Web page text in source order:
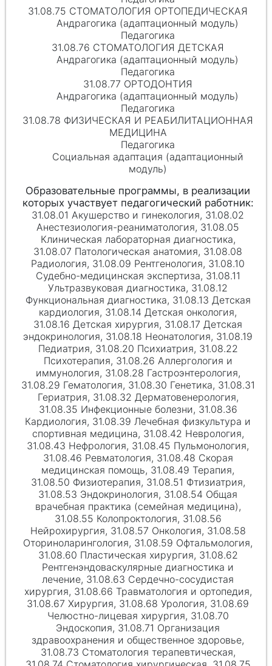
31.08.75 СТОМАТОЛОГИЯ ОРТОПЕДИЧЕСКАЯ
Андрагогика (адаптационный модуль)
Педагогика
31.08.76 СТОМАТОЛОГИЯ ДЕТСКАЯ
Андрагогика (адаптационный модуль)
Педагогика
31.08.77 ОРТОДОНТИЯ
Андрагогика (адаптационный модуль)
Педагогика
31.08.78 ФИЗИЧЕСКАЯ И РЕАБИЛИТАЦИОННАЯ
МЕДИЦИНА
Педагогика
Социальная адаптация (адаптационный
модуль)
31.08.01 Акушерство и гинекология, 31.08.02
Анестезиология-реаниматология, 31.08.05
Клиническая лабораторная диагностика,
31.08.07 Патологическая анатомия, 31.08.08
Радиология, 31.08.09 Рентгенология, 31.08.10
Судебно-медицинская экспертиза, 31.08.11
Ультразвуковая диагностика, 31.08.12
Функциональная диагностика, 31.08.13 Детская
кардиология, 31.08.14 Детская онкология,
31.08.16 Детская хирургия, 31.08.17 Детская
эндокринология, 31.08.18 Неонатология, 31.08.19
Педиатрия, 31.08.20 Психиатрия, 31.08.22
Психотерапия, 31.08.26 Аллергология и
иммунология, 31.08.28 Гастроэнтерология,
31.08.29 Гематология, 31.08.30 Генетика, 31.08.31
Гериатрия, 31.08.32 Дерматовенерология,
31.08.35 Инфекционные болезни, 31.08.36
Кардиология, 31.08.39 Лечебная физкультура и
спортивная медицина, 31.08.42 Неврология,
31.08.43 Нефрология, 31.08.45 Пульмонология,
31.08.46 Ревматология, 31.08.48 Скорая
медицинская помощь, 31.08.49 Терапия,
31.08.50 Физиотерапия, 31.08.51 Фтизиатрия,
31.08.53 Эндокринология, 31.08.54 Общая
врачебная практика (семейная медицина),
31.08.55 Колопроктология, 31.08.56
Нейрохирургия, 31.08.57 Онкология, 31.08.58
Оториноларингология, 31.08.59 Офтальмология,
31.08.60 Пластическая хирургия, 31.08.62
Рентгенэндоваскулярные диагностика и
лечение, 31.08.63 Сердечно-сосудистая
хирургия, 31.08.66 Травматология и ортопедия,
31.08.67 Хирургия, 31.08.68 Урология, 31.08.69
Челюстно-лицевая хирургия, 31.08.70
Эндоскопия, 31.08.71 Организация
здравоохранения и общественное здоровье,
31.08.73 Стоматология терапевтическая,